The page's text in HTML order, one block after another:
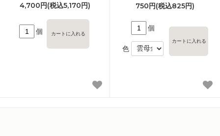
4,700円(税込5,170円)
個
750円(税込825円)
個
色